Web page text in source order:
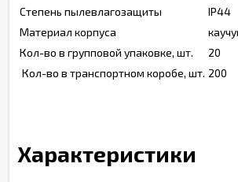
Степень пылевлагозащиты
IP44
Материал корпуса
Кол-во в групповой упаковке, шт.
20
Кол-во в транспортном коробе, шт. 200
Характеристики